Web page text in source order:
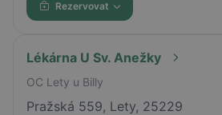
Rezervovat
Lékárna U Sv. Anežky
OC Lety u Billy
Pražská 559, Lety, 25229